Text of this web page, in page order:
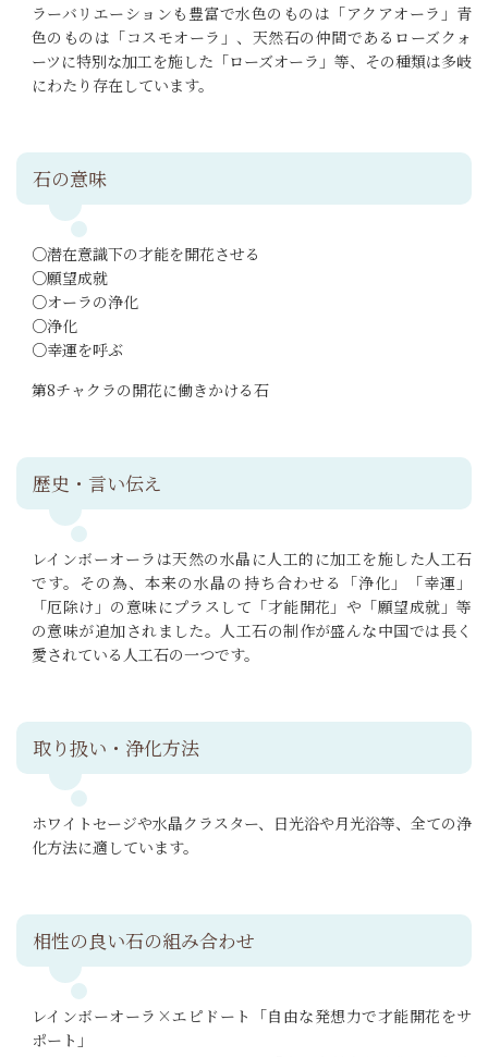
ラーバリエーションも豊富で水色のものは「アクアオーラ」青
色のものは「コスモオーラ」、天然石の仲間であるローズクォ
ーツに特別な加工を施した「ローズオーラ」等、その種類は多岐
にわたり存在しています。
石の意味
○潜在意識下の才能を開花させる
○願望成就
○オーラの浄化
○浄化
○幸運を呼ぶ
第8チャクラの開花に働きかける石
歴史・言い伝え
レインボーオーラは天然の水晶に人工的に加工を施した人工石
です。その為、本来の水晶の持ち合わせる「浄化」「幸運」
「厄除け」の意味にプラスして「才能開花」や「願望成就」等
の意味が追加されました。人工石の制作が盛んな中国では長く
愛されている人工石の一つです。
取り扱い・浄化方法
ホワイトセージや水晶クラスター、日光浴や月光浴等、全ての浄
化方法に適しています。
相性の良い石の組み合わせ
レインボーオーラ×エピドート「自由な発想力で才能開花をサ
ポート」